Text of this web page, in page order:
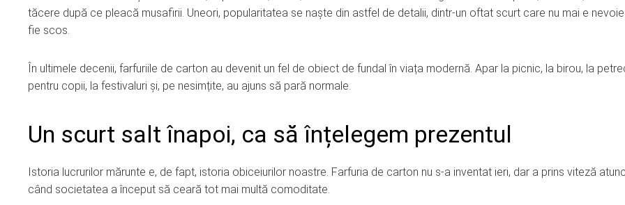
tăcere după ce pleacă musafirii. Uneori, popularitatea se naște din astfel de detalii, dintr-un oftat scurt care nu mai e
fie scos.
În ultimele decenii, farfuriile de carton au devenit un fel de obiect de fundal în viața modernă. Apar la picnic, la birou, la
pentru copii, la festivaluri și, pe nesimțite, au ajuns să pară normale.
Un scurt salt înapoi, ca să înțelegem prezentul
Istoria lucrurilor mărunte e, de fapt, istoria obiceiurilor noastre. Farfuria de carton nu s-a inventat ieri, dar a prins viteză
când societatea a început să ceară tot mai multă comoditate.